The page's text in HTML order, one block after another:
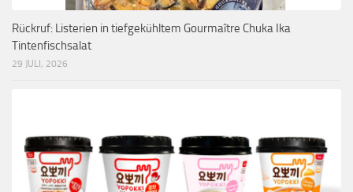
Rückruf: Listerien in tiefgekühltem Gourmaître Chuka Ika
Tintenfischsalat
29 JULI, 2026